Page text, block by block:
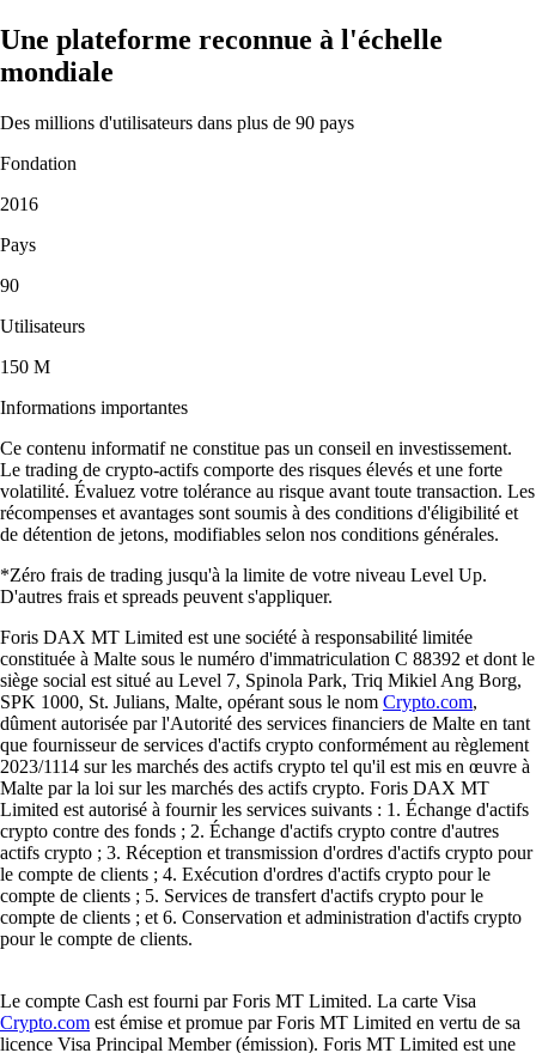
Une plateforme reconnue à l'échelle
mondiale
Des millions d'utilisateurs dans plus de 90 pays
Fondation
2016
Pays
90
Utilisateurs
150 M
Informations importantes
Ce contenu informatif ne constitue pas un conseil en investissement.
Le trading de crypto-actifs comporte des risques élevés et une forte
volatilité. Évaluez votre tolérance au risque avant toute transaction. Les
récompenses et avantages sont soumis à des conditions d'éligibilité et
de détention de jetons, modifiables selon nos conditions générales.
*Zéro frais de trading jusqu'à la limite de votre niveau Level Up.
D'autres frais et spreads peuvent s'appliquer.
Foris DAX MT Limited est une société à responsabilité limitée
constituée à Malte sous le numéro d'immatriculation C 88392 et dont le
siège social est situé au Level 7, Spinola Park, Triq Mikiel Ang Borg,
SPK 1000, St. Julians, Malte, opérant sous le nom Crypto.com,
dûment autorisée par l'Autorité des services financiers de Malte en tant
que fournisseur de services d'actifs crypto conformément au règlement
2023/1114 sur les marchés des actifs crypto tel qu'il est mis en œuvre à
Malte par la loi sur les marchés des actifs crypto. Foris DAX MT
Limited est autorisé à fournir les services suivants : 1. Échange d'actifs
crypto contre des fonds ; 2. Échange d'actifs crypto contre d'autres
actifs crypto ; 3. Réception et transmission d'ordres d'actifs crypto pour
le compte de clients ; 4. Exécution d'ordres d'actifs crypto pour le
compte de clients ; 5. Services de transfert d'actifs crypto pour le
compte de clients ; et 6. Conservation et administration d'actifs crypto
pour le compte de clients.
Le compte Cash est fourni par Foris MT Limited. La carte Visa
Crypto.com est émise et promue par Foris MT Limited en vertu de sa
licence Visa Principal Member (émission). Foris MT Limited est une